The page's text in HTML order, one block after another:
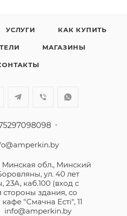
УСЛУГИ КАК КУПИТЬ
МАГАЗИНЫ
Минская обл., Минский
ул. 40 лет
23А, каб.100 (вход с
стороны здания, со
"Смачна Естi", 11
info@amperkin.by